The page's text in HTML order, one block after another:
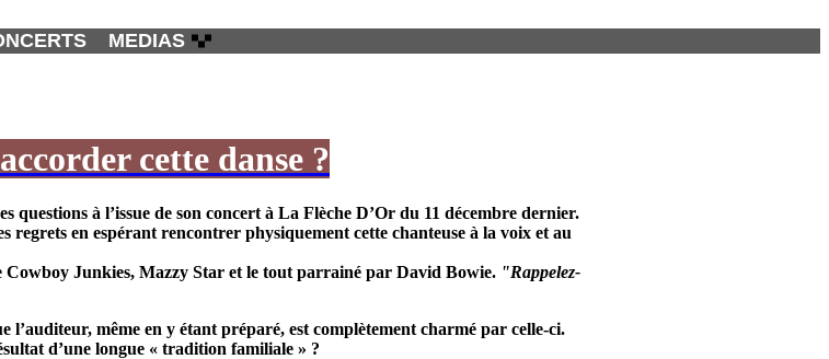
MEDIAS
cette danse ?
à l’issue de son concert à La Flèche D’Or du 11 décembre dernier.
en espérant rencontrer physiquement cette chanteuse à la voix et au
Cowboy Junkies, Mazzy Star et le tout parrainé par David Bowie. "Rappelez-
même en y étant préparé, est complètement charmé par celle-ci.
d’une longue « tradition familiale » ?